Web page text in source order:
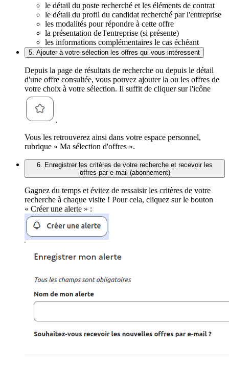
le détail du poste recherché et les éléments de contrat
le détail du profil du candidat recherché par l'entreprise
les modalités pour répondre à cette offre
la présentation de l'entreprise (si présente)
les informations complémentaires le cas échéant
5. Ajouter à votre sélection les offres qui vous intéressent
Depuis la page de résultats de recherche ou depuis le détail
d'une offre consultée, vous pouvez ajouter la ou les offres de
votre choix à votre sélection. Il suffit de cliquer sur l'icône
.
Vous les retrouverez ainsi dans votre espace personnel,
rubrique « Ma sélection d'offres ».
6. Enregistrer les critères de votre recherche et recevoir les
offres par e-mail (abonnement)
Gagnez du temps et évitez de ressaisir les critères de votre
recherche à chaque visite ! Pour cela, cliquez sur le bouton
« Créer une alerte » :